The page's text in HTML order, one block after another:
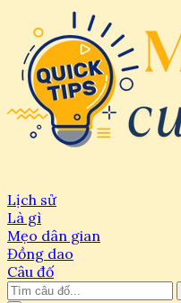
Lịch sử
Là gì
Mẹo dân gian
Đồng dao
Câu đố